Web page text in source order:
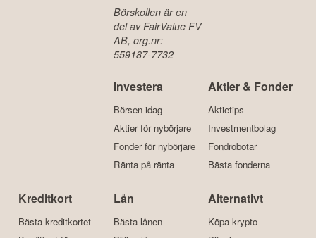
Börskollen är en
del av FairValue FV
AB, org.nr:
559187-7732
Investera
Börsen idag
Aktier för nybörjare
Fonder för nybörjare
Ränta på ränta
Aktier & Fonder
Aktietips
Investmentbolag
Fondrobotar
Bästa fonderna
Kreditkort
Bästa kreditkortet
Lån
Bästa lånen
Alternativt
Köpa krypto